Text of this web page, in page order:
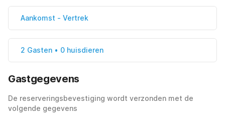
Aankomst - Vertrek
2 Gasten • 0 huisdieren
Gastgegevens
De reserveringsbevestiging wordt verzonden met de
volgende gegevens